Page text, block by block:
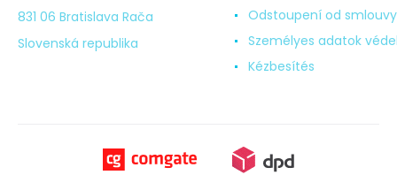
831 06 Bratislava Rača
Slovenská republika
Odstoupení od smlouvy
Személyes adatok
Kézbesítés